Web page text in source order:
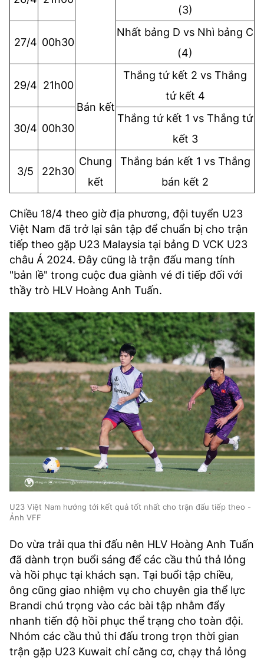
(3)
27/4 00h30
Nhất bảng D vs Nhì bảng C
(4)
29/4 21h00
Bán kết
Thắng tứ kết 2 vs Thắng
tứ kết 4
30/4 00h30
Thắng tứ kết 1 vs Thắng tứ
kết 3
3/5 22h30
Chung
kết
Thắng bán kết 1 vs Thắng
bán kết 2
Chiều 18/4 theo giờ địa phương, đội tuyển U23
Việt Nam đã trở lại sân tập để chuẩn bị cho trận
tiếp theo gặp U23 Malaysia tại bảng D VCK U23
châu Á 2024. Đây cũng là trận đấu mang tính
"bản lề" trong cuộc đua giành vé đi tiếp đối với
thầy trò HLV Hoàng Anh Tuấn.
U23 Việt Nam hướng tới kết quả tốt nhất cho trận đấu tiếp theo -
Ảnh VFF
Do vừa trải qua thi đấu nên HLV Hoàng Anh Tuấn
đã dành trọn buổi sáng để các cầu thủ thả lỏng
và hồi phục tại khách sạn. Tại buổi tập chiều,
ông cũng giao nhiệm vụ cho chuyên gia thể lực
Brandi chú trọng vào các bài tập nhằm đẩy
nhanh tiến độ hồi phục thể trạng cho toàn đội.
Nhóm các cầu thủ thi đấu trong trọn thời gian
trận gặp U23 Kuwait chỉ căng cơ, chạy thả lỏng